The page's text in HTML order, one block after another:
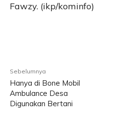
Fawzy. (ikp/kominfo)
Sebelumnya
Hanya di Bone Mobil
Ambulance Desa
Digunakan Bertani